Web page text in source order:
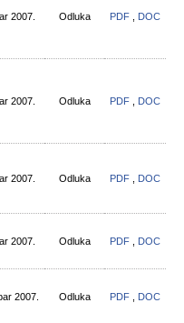
2007. Odluka PDF DOC
2007. Odluka PDF DOC
2007. Odluka PDF DOC
2007. Odluka PDF DOC
2007. Odluka PDF DOC